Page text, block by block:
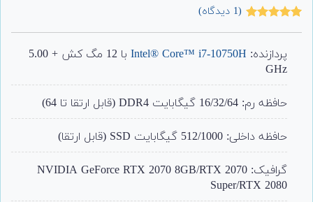
مشتری
(
1 دیدگاه)
پردازنده: Intel® Core™ i7-10750H
با 12 مگ کش + 5.00
GHz
حافظه رم: 16/32/64 گیگابایت DDR4 (قابل ارتقا تا 64)
حافظه داخلی: 512/1000 گیگابایت SSD (قابل ارتقا)
گرافیک: NVIDIA GeForce RTX 2070 8GB/RTX 2070
Super/RTX 2080